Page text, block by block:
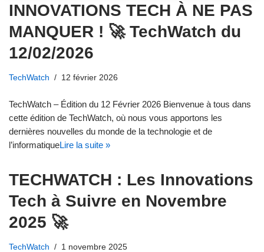
INNOVATIONS TECH À NE PAS
MANQUER ! 🚀 TechWatch du
12/02/2026
TechWatch 12 février 2026
TechWatch – Édition du 12 Février 2026 Bienvenue à tous dans
cette édition de TechWatch, où nous vous apportons les
dernières nouvelles du monde de la technologie et de
l’informatiqueLire la suite »
TECHWATCH : Les Innovations
Tech à Suivre en Novembre
2025 🚀
TechWatch 1 novembre 2025